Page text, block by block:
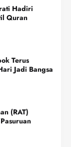
Hadiri
Quran
Terus
Jadi Bangsa
(RAT)